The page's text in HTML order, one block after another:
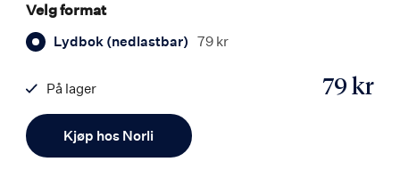
Velg format
Lydbok (nedlastbar) 79 kr
Kjøp hos Norli
79 kr
På lager
9788203392740